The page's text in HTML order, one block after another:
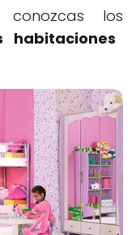
los
habitaciones